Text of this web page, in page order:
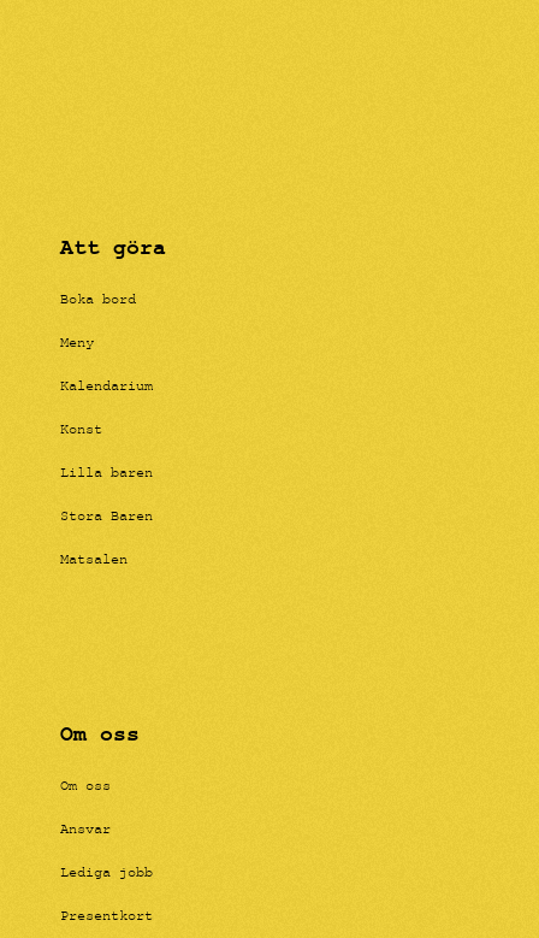
Att göra
Boka bord
Meny
Kalendarium
Konst
Lilla baren
Stora Baren
Matsalen
Om oss
Om oss
Ansvar
Lediga jobb
Presentkort